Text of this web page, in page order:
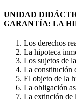
UNIDAD
GARANTÍA: LA
Los derechos
La hipoteca
Los sujetos de
La constitución
El objeto de la
La obligación
La extinción de